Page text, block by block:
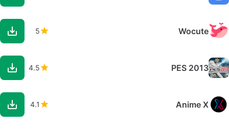
Wocute
5
PES 2013
4.5
Anime X
4.1